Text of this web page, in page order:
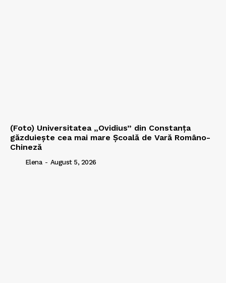
(Foto) Universitatea „Ovidius” din Constanța
găzduiește cea mai mare Școală de Vară Româno-
Chineză
Elena - August 5, 2026